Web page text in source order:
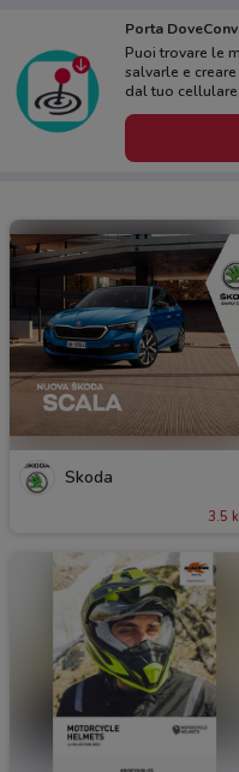
Porta
Puoi trovare le
salvarle e
dal tuo cellulare.
Skoda
3.5